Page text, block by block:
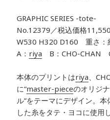
GRAPHIC SERIES -tote-
No.12379／税込価格
W530 H320 D160 重さ：
A： riya B：CHO-CHAN
本体のプリントはriya 、
に“master-pieceのオリジ
ル”をテーマにデザイン。
した糸をタテ・ヨコに使用